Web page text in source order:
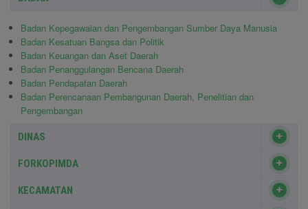
Badan Kepegawaian dan Pengembangan Sumber Daya Manusia
Badan Kesatuan Bangsa dan Politik
Badan Keuangan dan Aset Daerah
Badan Penanggulangan Bencana Daerah
Badan Pendapatan Daerah
Badan Perencanaan Pembangunan Daerah, Penelitian dan
Pengembangan
DINAS
FORKOPIMDA
KECAMATAN